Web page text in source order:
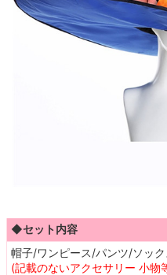
◆セット内容
帽子/ワンピース/パンツ/ソック
(記載のないアクセサリー 小物